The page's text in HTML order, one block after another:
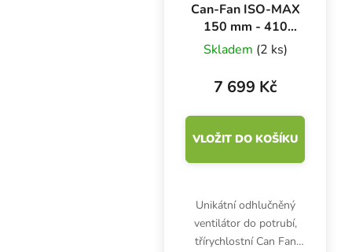
Can-Fan ISO-MAX
150 mm - 410
m3/h, třírychlostní
kovový ventilátor
Skladem (2 ks)
7 699 Kč
VLOŽIT DO KOŠÍKU
Unikátní odhlučněný
ventilátor do potrubí,
třírychlostní Can Fan